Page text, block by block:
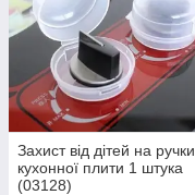
Захист від дітей на ручки
кухонної плити 1 штука
(03128)